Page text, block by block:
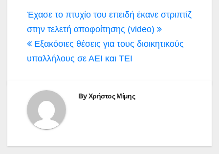
Πλοήγηση
άρθρων
Έχασε το πτυχίο του επειδή έκανε στριπτίζ
στην τελετή αποφοίτησης (video)
Εξακόσιες θέσεις για τους διοικητικούς
υπαλλήλους σε ΑΕΙ και ΤΕΙ
ByΧρήστος Μίμης